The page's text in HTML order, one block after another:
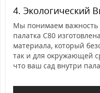
4. Экологический
Мы понимаем важность
палатка C80
материала, который
так и для окружающей
что ваш сад внутри